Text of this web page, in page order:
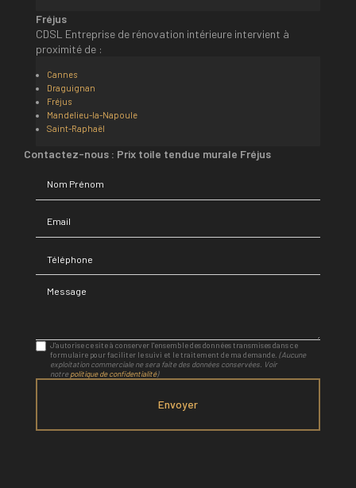
Fréjus
CDSL Entreprise de rénovation intérieure intervient à
proximité de :
Cannes
Draguignan
Fréjus
Mandelieu-la-Napoule
Saint-Raphaël
Contactez-nous : Prix toile tendue murale Fréjus
Message
J'autorise ce site à conserver l'ensemble des données transmises dans ce
formulaire pour faciliter le suivi et le traitement de ma demande.(Aucune
exploitation commerciale ne sera faite des données conservées. Voir
notrepolitique de confidentialité)